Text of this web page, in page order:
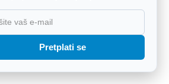
Pretplati se